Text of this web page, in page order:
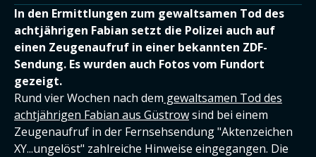
In den Ermittlungen zum gewaltsamen Tod des
achtjährigen Fabian setzt die Polizei auch auf
einen Zeugenaufruf in einer bekannten ZDF-
Sendung. Es wurden auch Fotos vom Fundort
gezeigt.
Rund vier Wochen nach dem gewaltsamen Tod des
achtjährigen Fabian aus Güstrowsind bei einem
Zeugenaufruf in der Fernsehsendung "Aktenzeichen
XY...ungelöst" zahlreiche Hinweise eingegangen. Die